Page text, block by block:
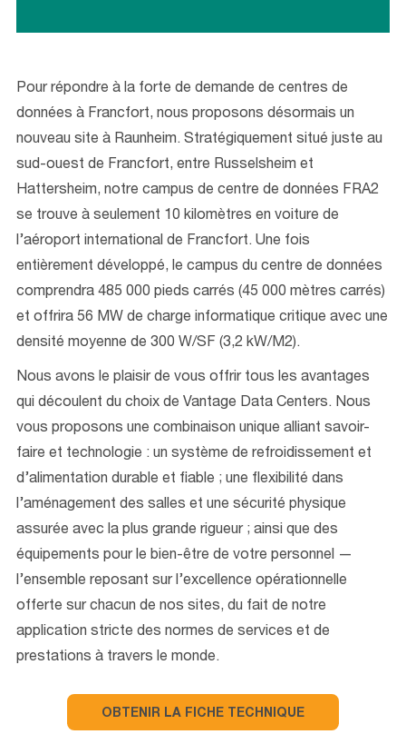
Pour répondre à la forte de demande de centres de
données à Francfort, nous proposons désormais un
nouveau site à Raunheim. Stratégiquement situé juste au
sud-ouest de Francfort, entre Russelsheim et
Hattersheim, notre campus de centre de données FRA2
se trouve à seulement 10 kilomètres en voiture de
l’aéroport international de Francfort. Une fois
entièrement développé, le campus du centre de données
comprendra 485 000 pieds carrés (45 000 mètres carrés)
et offrira 56 MW de charge informatique critique avec une
densité moyenne de 300 W/SF (3,2 kW/M2).
Nous avons le plaisir de vous offrir tous les avantages
qui découlent du choix de Vantage Data Centers. Nous
vous proposons une combinaison unique alliant savoir-
faire et technologie : un système de refroidissement et
d’alimentation durable et fiable ; une flexibilité dans
l’aménagement des salles et une sécurité physique
assurée avec la plus grande rigueur ; ainsi que des
équipements pour le bien-être de votre personnel —
l’ensemble reposant sur l’excellence opérationnelle
offerte sur chacun de nos sites, du fait de notre
application stricte des normes de services et de
prestations à travers le monde.
OBTENIR LA FICHE TECHNIQUE